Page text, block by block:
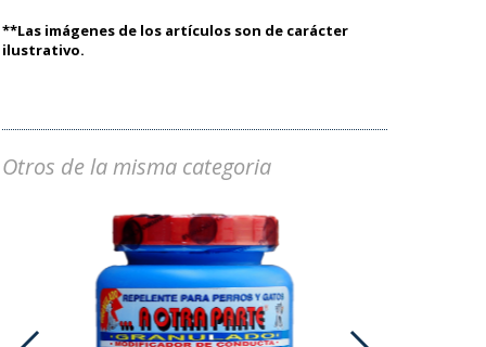
**Las imágenes de los artículos son de carácter
ilustrativo.
Otros de la misma categoria